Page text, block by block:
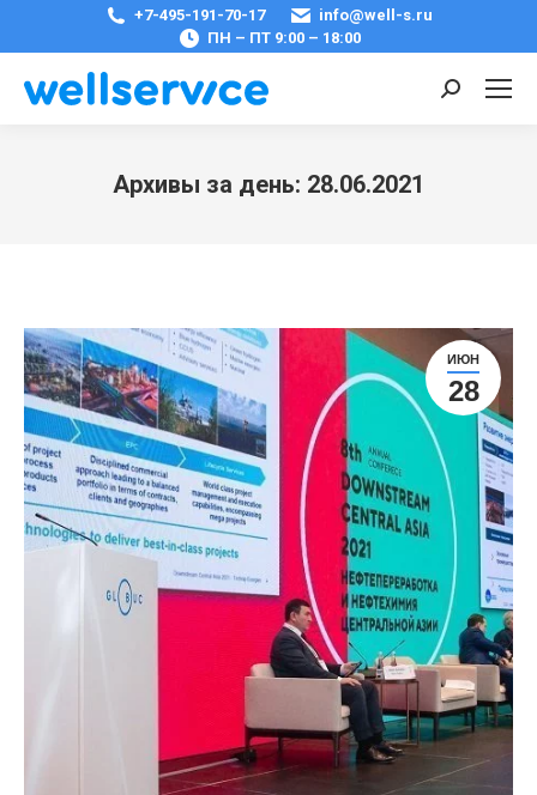
+7-495-191-70-17
info@well-s.ru
ПН – ПТ 9:00 – 18:00
Поиск:
Архивы за день: 28.06.2021
ИЮН
28